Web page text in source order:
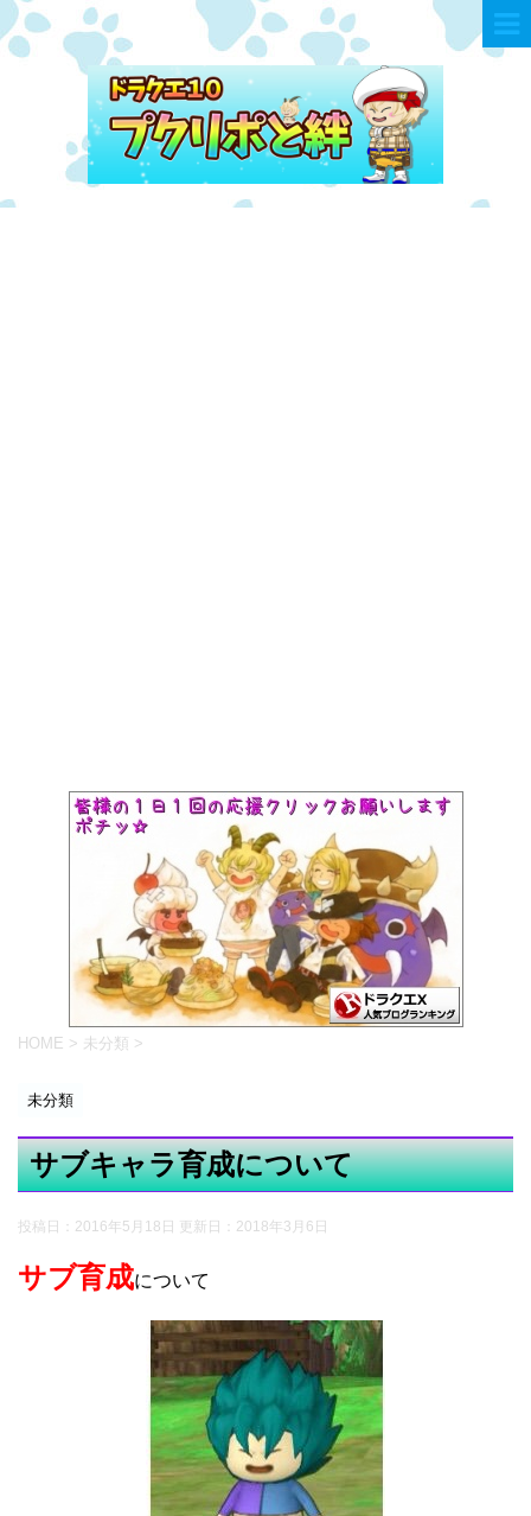
HOME > 未分類 >
未分類
サブキャラ育成について
投稿日：2016年5月18日 更新日： 2018年3月6日
サブ育成について